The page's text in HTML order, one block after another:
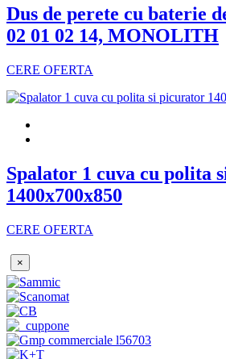
Dus de perete cu baterie
02 01 02 14, MONOLITH
CERE OFERTA
Spalator 1 cuva cu polita
1400x700x850
CERE OFERTA
×